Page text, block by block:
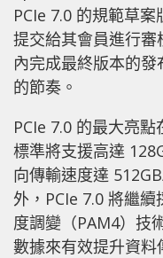
PCIe 7.0 的規範草
提交給其會員進行審
內完成最終版本的
的節奏。
PCIe 7.0 的最大亮
標準將支援高達
向傳輸速度達
外，PCIe 7.0 將繼
度調變（PAM4）技
數據來有效提升資料